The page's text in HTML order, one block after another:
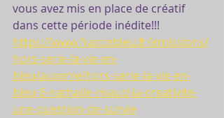
vous avez mis en place de créatif
dans cette période inédite!!!
https://www.francebleu.fr/emissions/
hors-serie-la-vie-en-
bleu/auxerre/hors-serie-la-vie-en-
bleu-6-nathalie-rivaud-la-creativite-
une-question-de-survie